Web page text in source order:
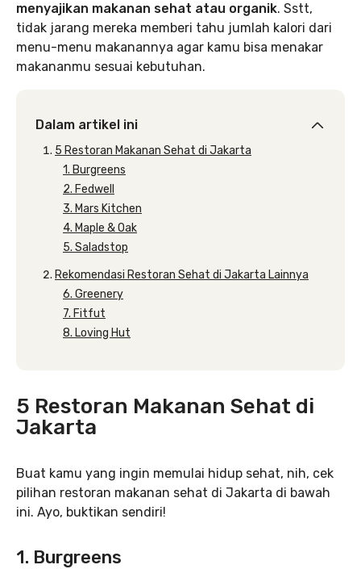
menyajikan makanan sehat atau organik. Sstt,
tidak jarang mereka memberi tahu jumlah kalori dari
menu-menu makanannya agar kamu bisa menakar
makananmu sesuai kebutuhan.
Dalam artikel ini
5 Restoran Makanan Sehat di Jakarta
1. Burgreens
2. Fedwell
3. Mars Kitchen
4. Maple & Oak
5. Saladstop
Rekomendasi Restoran Sehat di Jakarta Lainnya
6. Greenery
7. Fitfut
8. Loving Hut
5 Restoran Makanan Sehat di
Jakarta
Buat kamu yang ingin memulai hidup sehat, nih, cek
pilihan restoran makanan sehat di Jakarta di bawah
ini. Ayo, buktikan sendiri!
1. Burgreens